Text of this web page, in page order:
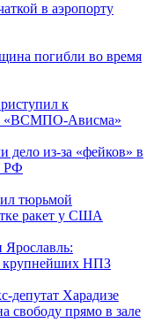
в аэропорту
погибли во время
к
«ВСМПО-Ависма»
дело из-за «фейков» в
РФ
тюрьмой
ракет у США
крупнейших НПЗ
депутат Харадизе
свободу прямо в зале